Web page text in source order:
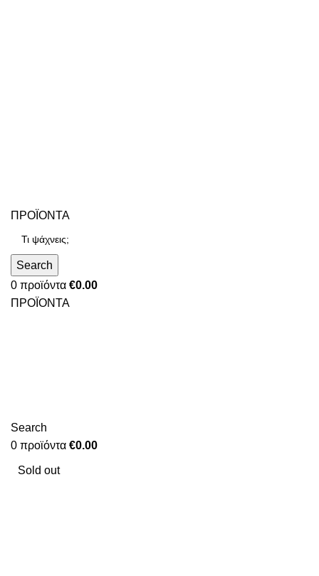
ΠΡΟΪΟΝΤΑ
Search
0 προϊόντα €0.00
ΠΡΟΪΟΝΤΑ
Search
0 προϊόντα €0.00
Sold out